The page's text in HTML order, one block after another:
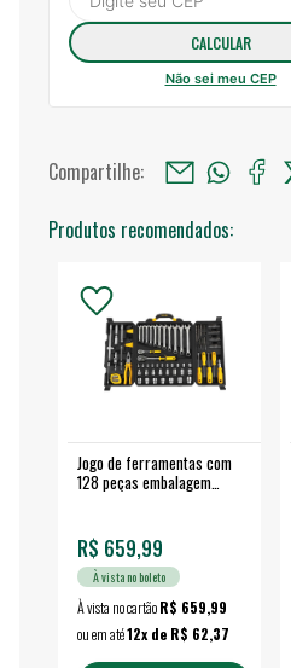
Não sei meu CEP
Compartilhe:
Produtos recomendados:
Jogo de ferramentas com
128 peças embalagem
R$ 659,99
À vista no boleto
À vista no cartãoR$ 659,99
ou em até12x de R$ 62,37